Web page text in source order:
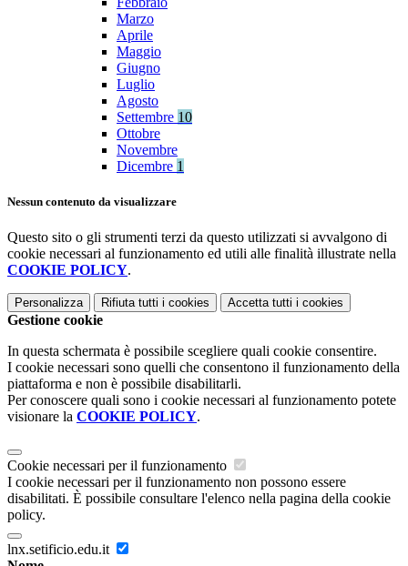
Marzo
Aprile
Maggio
Giugno
Luglio
Agosto
Settembre 10
Ottobre
Novembre
Dicembre 1
Nessun contenuto da visualizzare
Questo sito o gli strumenti terzi da questo utilizzati si avvalgono di
cookie necessari al funzionamento ed utili alle finalità illustrate nella
COOKIE POLICY.
Personalizza Rifiuta tutti i cookies Accetta tutti i cookies
Gestione cookie
In questa schermata è possibile scegliere quali cookie consentire.
I cookie necessari sono quelli che consentono il funzionamento della
piattaforma e non è possibile disabilitarli.
Per conoscere quali sono i cookie necessari al funzionamento potete
visionare la COOKIE POLICY.
Cookie necessari per il funzionamento
I cookie necessari per il funzionamento non possono essere
disabilitati. È possibile consultare l'elenco nella pagina della cookie
policy.
lnx.setificio.edu.it